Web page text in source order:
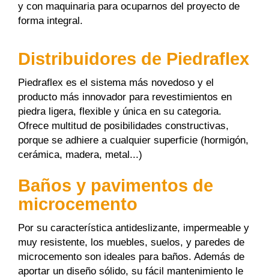
y con maquinaria para ocuparnos del proyecto de
forma integral.
Distribuidores de Piedraflex
Piedraflex es el sistema más novedoso y el
producto más innovador para revestimientos en
piedra ligera, flexible y única en su categoria.
Ofrece multitud de posibilidades constructivas,
porque se adhiere a cualquier superficie (hormigón,
cerámica, madera, metal...)
Baños y pavimentos de
microcemento
Por su característica antideslizante, impermeable y
muy resistente, los muebles, suelos, y paredes de
microcemento son ideales para baños. Además de
aportar un diseño sólido, su fácil mantenimiento le